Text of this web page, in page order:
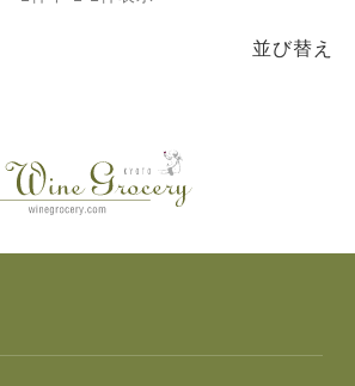
並び替え